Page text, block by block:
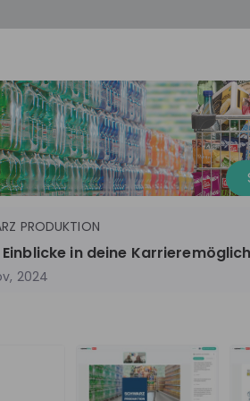
PRODUKTION
Manufacturing
PRODUKTION
in deine
2024